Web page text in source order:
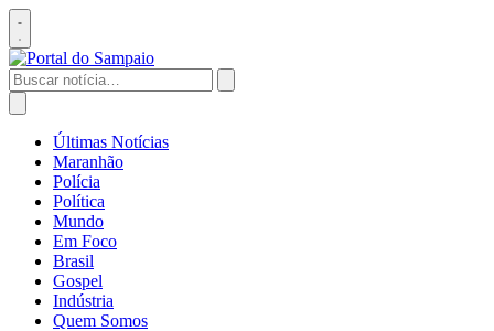
Pular
para
o
conteúdo
Abrir
menu
Buscar
por:
Abrir
buscaÚltimas Notícias
Maranhão
Polícia
Política
Mundo
Em Foco
Brasil
Gospel
Indústria
Quem Somos